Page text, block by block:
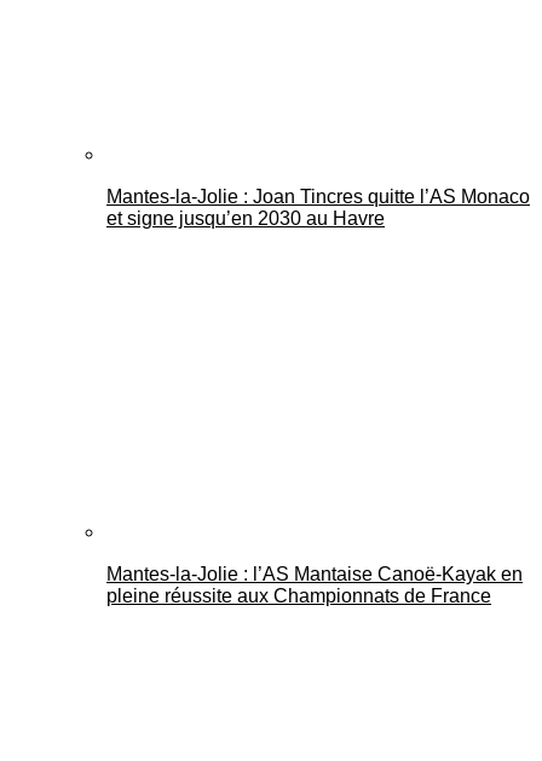
Mantes-la-Jolie : Joan Tincres quitte l’AS Monaco
et signe jusqu’en 2030 au Havre
Mantes-la-Jolie : l’AS Mantaise Canoë‑Kayak en
pleine réussite aux Championnats de France